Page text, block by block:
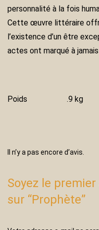
personnalité à la fois
Cette œuvre littéraire
l’existence d’un être
actes ont marqué à
Poids .9 kg
Il n’y a pas encore d’avis.
Soyez le
sur “Prophète”